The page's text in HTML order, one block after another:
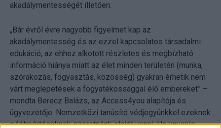
akadálymentességét illetően.
„Bár évről évre nagyobb figyelmet kap az
akadálymentesség és az ezzel kapcsolatos társadalmi
edukáció, az ehhez alkotott részletes és megbízható
információ hiánya miatt az élet minden területén (munka,
szórakozás, fogyasztás, közösség) gyakran érhetik nem
várt meglepetések a fogyatékossággal élő embereket” –
mondta Berecz Balázs, az Access4you alapítója és
ügyvezetője. Nemzetközi tanúsító védjegyünkkel ezeknek
a félreértéseknek szeretnénk elejét venni. Ha ugyanis